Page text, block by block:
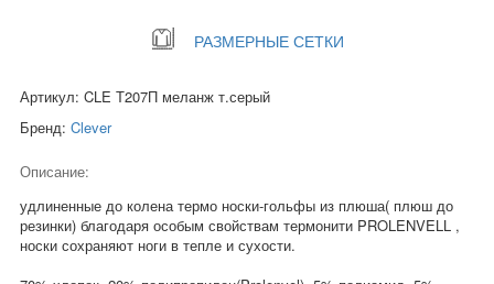
РАЗМЕРНЫЕ СЕТКИ
Артикул: CLE Т207П меланж т.серый
Бренд: Clever
Описание:
удлиненные до колена термо носки-гольфы из плюша( плюш до
резинки) благодаря особым свойствам термонити PROLENVELL ,
носки сохраняют ноги в тепле и сухости.